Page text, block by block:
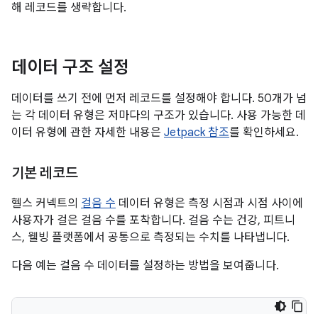
해 레코드를 생략합니다.
데이터 구조 설정
데이터를 쓰기 전에 먼저 레코드를 설정해야 합니다. 50개가 넘
는 각 데이터 유형은 저마다의 구조가 있습니다. 사용 가능한 데
이터 유형에 관한 자세한 내용은 Jetpack 참조를 확인하세요.
기본 레코드
헬스 커넥트의 걸음 수 데이터 유형은 측정 시점과 시점 사이에
사용자가 걸은 걸음 수를 포착합니다. 걸음 수는 건강, 피트니
스, 웰빙 플랫폼에서 공통으로 측정되는 수치를 나타냅니다.
다음 예는 걸음 수 데이터를 설정하는 방법을 보여줍니다.